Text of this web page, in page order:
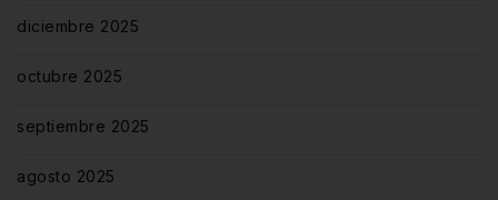
diciembre 2025
octubre 2025
septiembre 2025
agosto 2025